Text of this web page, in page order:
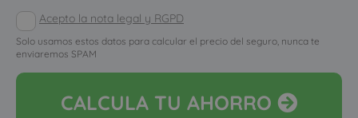
Acepto la nota legal y RGPD
Solo usamos estos datos para calcular el precio del seguro, nunca te
enviaremos SPAM
CALCULA TU AHORRO